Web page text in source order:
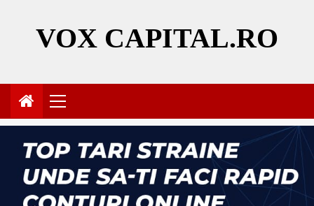
VOX CAPITAL.RO
Primary
Menu